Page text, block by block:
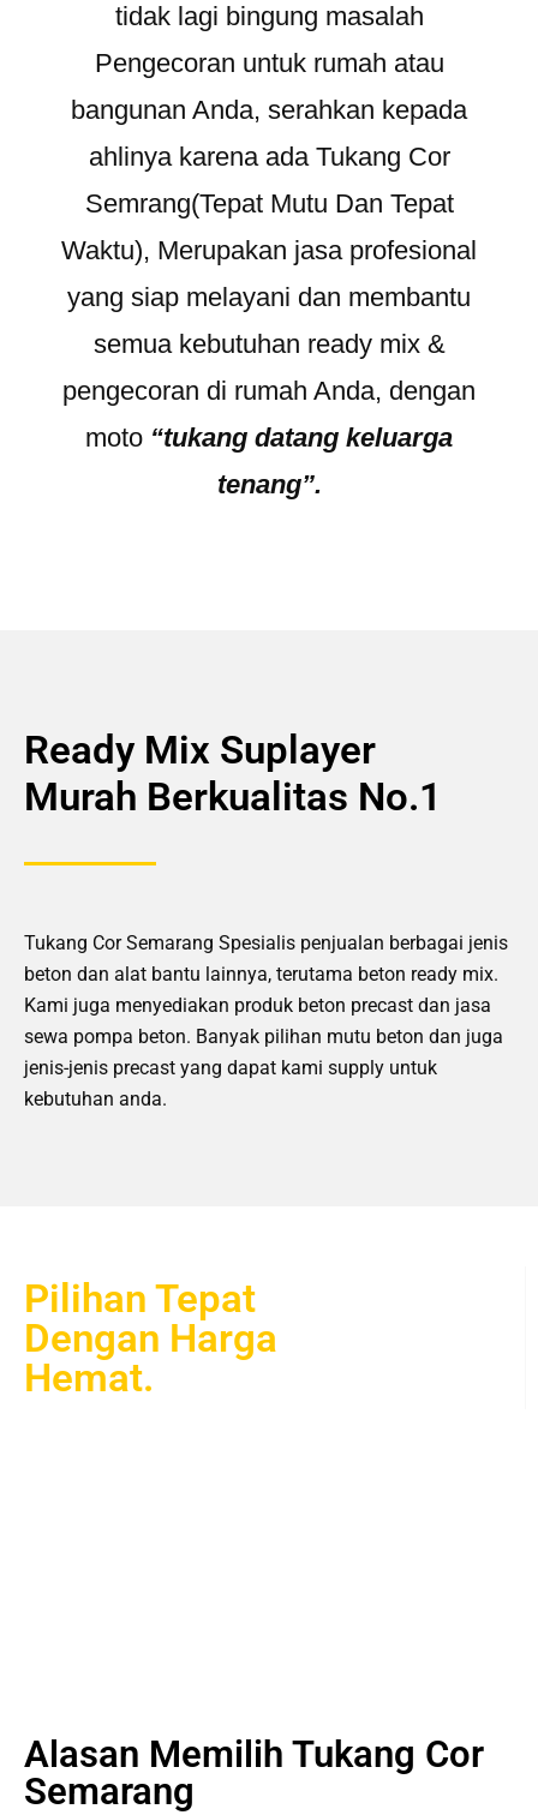
tidak lagi bingung masalah
Pengecoran untuk rumah atau
bangunan Anda, serahkan kepada
ahlinya karena ada Tukang Cor
Semrang(Tepat Mutu Dan Tepat
Waktu), Merupakan jasa profesional
yang siap melayani dan membantu
semua kebutuhan ready mix &
pengecoran di rumah Anda, dengan
moto “tukang datang keluarga
tenang”.
Ready Mix Suplayer
Murah Berkualitas No.1
Tukang Cor Semarang Spesialis penjualan berbagai jenis
beton dan alat bantu lainnya, terutama beton ready mix.
Kami juga menyediakan produk beton precast dan jasa
sewa pompa beton. Banyak pilihan mutu beton dan juga
jenis-jenis precast yang dapat kami supply untuk
kebutuhan anda.
Pilihan Tepat
Dengan Harga
Hemat.
Alasan Memilih Tukang Cor
Semarang